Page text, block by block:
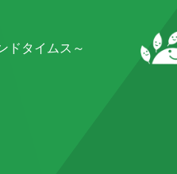
ドタイムス～